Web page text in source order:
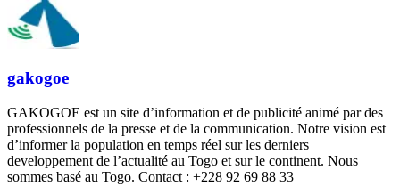
gakogoe
GAKOGOE est un site d’information et de publicité animé par des
professionnels de la presse et de la communication. Notre vision est
d’informer la population en temps réel sur les derniers
developpement de l’actualité au Togo et sur le continent. Nous
sommes basé au Togo. Contact : +228 92 69 88 33